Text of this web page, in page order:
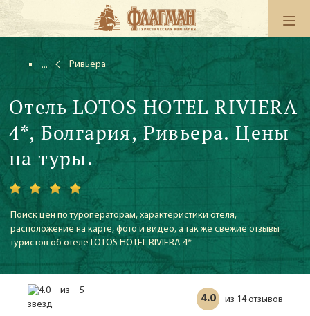
Ривьера
Отель LOTOS HOTEL RIVIERA
4*, Болгария, Ривьера. Цены
на туры.
Поиск цен по туроператорам, характеристики отеля,
расположение на карте, фото и видео, а так же свежие отзывы
туристов об отеле LOTOS HOTEL RIVIERA 4*
4.0 из 14 отзывов